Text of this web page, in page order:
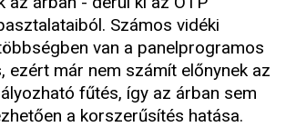
Számos vidéki
van a panelprogramos
ezért már nem számít előnynek az
fűtés, így az árban sem
a korszerűsítés hatása.